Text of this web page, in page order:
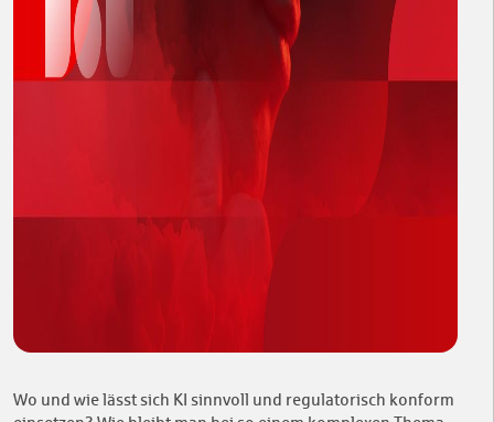
Wo und wie lässt sich KI sinnvoll und regulatorisch konform